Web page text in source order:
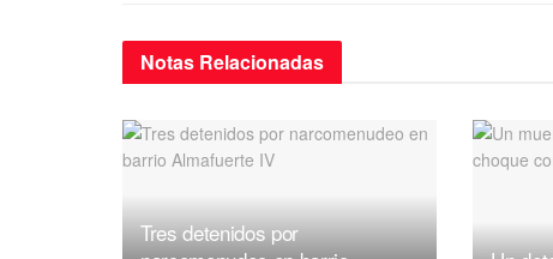
Notas Relacionadas
Tres detenidos por